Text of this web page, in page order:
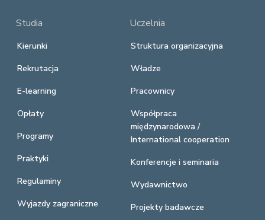
Studia
Kierunki
Rekrutacja
E-learning
Opłaty
Programy
Praktyki
Regulaminy
Wyjazdy zagraniczne
Uczelnia
Struktura organizacyjna
Władze
Pracownicy
Współpraca
międzynarodowa /
International cooperation
Konferencje i seminaria
Wydawnictwo
Projekty badawcze